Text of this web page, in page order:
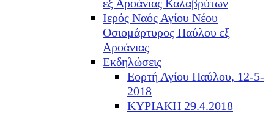
εξ Αροάνιας Καλαβρύτων
Ιερός Ναός Αγίου Νέου
Οσιομάρτυρος Παύλου εξ
Αροάνιας
Εκδηλώσεις
Εορτή Αγίου Παύλου, 12-5-
2018
ΚΥΡΙΑΚΗ 29.4.2018